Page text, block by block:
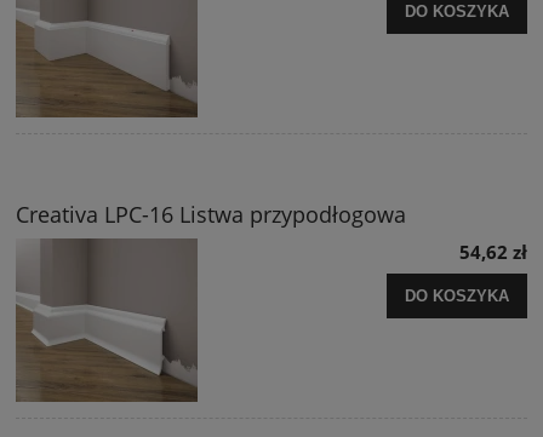
DO KOSZYKA
Creativa LPC-16 Listwa przypodłogowa
54,62 zł
DO KOSZYKA